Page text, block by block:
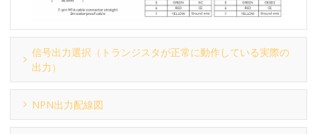
信号出力選択（トランジスタが正常に動作している実際の
出力）
NPN出力配線図